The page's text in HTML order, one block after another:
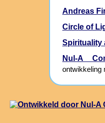
Andreas
Circle of
Spirituality
Nul-A
ontwikkeling